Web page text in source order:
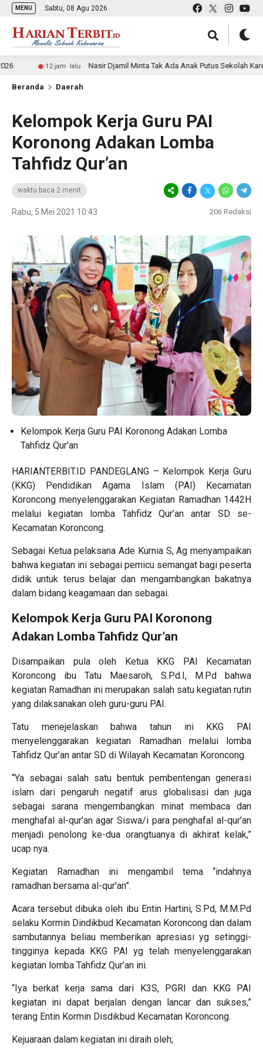
MENU Sabtu, 08 Agu 2026
12 jam lalu Nasir Djamil Minta Tak Ada Anak Putus Sekolah Karena
Beranda Daerah
Kelompok Kerja Guru PAI
Koronong Adakan Lomba
Tahfidz Qur’an
waktu baca 2 menit
Rabu, 5 Mei 2021 10:43 206 Redaksi
Kelompok Kerja Guru PAI Koronong Adakan Lomba
Tahfidz Qur’an
HARIANTERBIT.ID PANDEGLANG – Kelompok Kerja Guru
(KKG) Pendidikan Agama Islam (PAI) Kecamatan
Koroncong menyelenggarakan Kegiatan Ramadhan 1442H
melalui kegiatan lomba Tahfidz Qur’an antar SD se-
Kecamatan Koroncong.
Sebagai Ketua pelaksana Ade Kurnia S, Ag menyampaikan
bahwa kegiatan ini sebagai pemicu semangat bagi peserta
didik untuk terus belajar dan mengambangkan bakatnya
dalam bidang keagamaan dan sebagai.
Kelompok Kerja Guru PAI Koronong
Adakan Lomba Tahfidz Qur’an
Disampaikan pula oleh Ketua KKG PAI Kecamatan
Koroncong ibu Tatu Maesaroh, S.Pd.I, M.Pd bahwa
kegiatan Ramadhan ini merupakan salah satu kegiatan rutin
yang dilaksanakan oleh guru-guru PAI.
Tatu menejelaskan bahwa tahun ini KKG PAI
menyelenggarakan kegiatan Ramadhan melalui lomba
Tahfidz Qur’an antar SD di Wilayah Kecamatan Koroncong.
“Ya sebagai salah satu bentuk pembentengan generasi
islam dari pengaruh negatif arus globalisasi dan juga
sebagai sarana mengembangkan minat membaca dan
menghafal al-qur’an agar Siswa/i para penghafal al-qur’an
menjadi penolong ke-dua orangtuanya di akhirat kelak,”
ucap nya.
Kegiatan Ramadhan ini mengambil tema “indahnya
ramadhan bersama al-qur’an”.
Acara tersebut dibuka oleh ibu Entin Hartini, S.Pd, M.M.Pd
selaku Kormin Dindikbud Kecamatan Koroncong dan dalam
sambutannya beliau memberikan apresiasi yg setinggi-
tingginya kepada KKG PAI yg telah menyelenggarakan
kegiatan lomba Tahfidz Qur’an ini.
“Iya berkat kerja sama dari K3S, PGRI dan KKG PAI
kegiatan ini dapat berjalan dengan lancar dan sukses,”
terang Entin Kormin Disdikbud Kecamatan Koroncong.
Kejuaraan dalam kegiatan ini diraih oleh;